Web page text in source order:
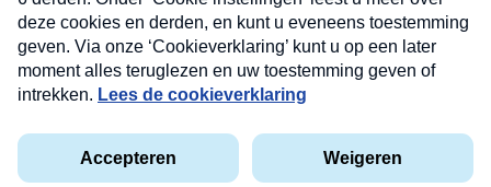
Privacyverklaring
Cookieverklaring
Kwetsbaarheid melden
Nieuwsbrief
Neem hier een gratis abonnement op onze
nieuwsbrief. Elke vrijdag- en dinsdagochtend in uw